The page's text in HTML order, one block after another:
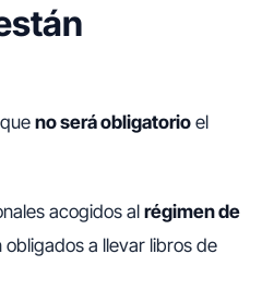
no será obligatorio el
acogidos al régimen de
obligados a llevar libros de